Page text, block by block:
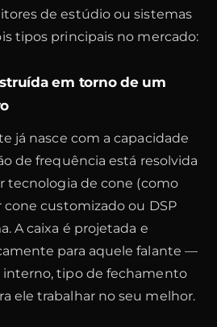
de estúdio ou sistemas
tipos principais no mercado:
em torno de um
já nasce com a capacidade
de frequência está resolvida
tecnologia de cone (como
customizado ou DSP
A caixa é projetada e
para aquele falante —
tipo de fechamento
ele trabalhar no seu melhor.